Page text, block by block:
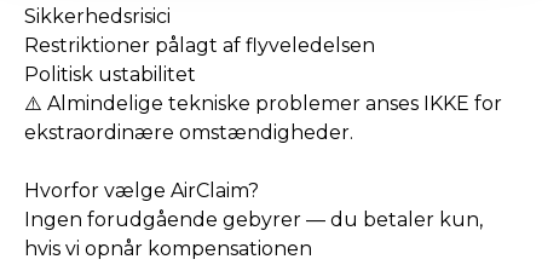
Sikkerhedsrisici
Restriktioner pålagt af flyveledelsen
Politisk ustabilitet
⚠️ Almindelige tekniske problemer anses IKKE for
ekstraordinære omstændigheder.
Hvorfor vælge AirClaim?
Ingen forudgående gebyrer — du betaler kun,
hvis vi opnår kompensationen